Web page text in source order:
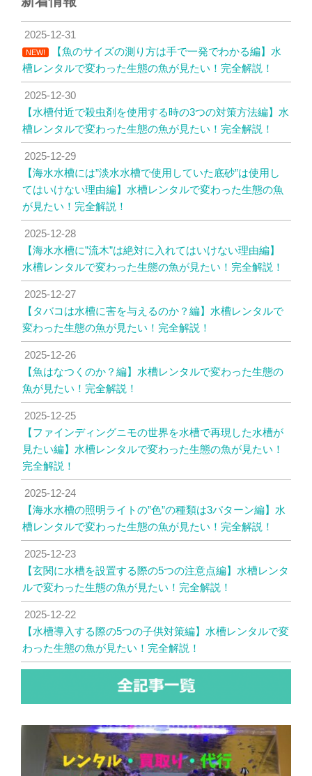
2025-12-31
NEW!
【魚のサイズの測り方は手で一発でわかる編】水
槽レンタルで変わった生態の魚が見たい！完全解説！
2025-12-30
【水槽付近で殺虫剤を使用する時の3つの対策方法編】水
槽レンタルで変わった生態の魚が見たい！完全解説！
2025-12-29
【海水水槽には”淡水水槽で使用していた底砂”は使用し
てはいけない理由編】水槽レンタルで変わった生態の魚
が見たい！完全解説！
2025-12-28
【海水水槽に”流木”は絶対に入れてはいけない理由編】
水槽レンタルで変わった生態の魚が見たい！完全解説！
2025-12-27
【タバコは水槽に害を与えるのか？編】水槽レンタルで
変わった生態の魚が見たい！完全解説！
2025-12-26
【魚はなつくのか？編】水槽レンタルで変わった生態の
魚が見たい！完全解説！
2025-12-25
【ファインディングニモの世界を水槽で再現した水槽が
見たい編】水槽レンタルで変わった生態の魚が見たい！
完全解説！
2025-12-24
【海水水槽の照明ライトの”色”の種類は3パターン編】水
槽レンタルで変わった生態の魚が見たい！完全解説！
2025-12-23
【玄関に水槽を設置する際の5つの注意点編】水槽レンタ
ルで変わった生態の魚が見たい！完全解説！
2025-12-22
【水槽導入する際の5つの子供対策編】水槽レンタルで変
わった生態の魚が見たい！完全解説！